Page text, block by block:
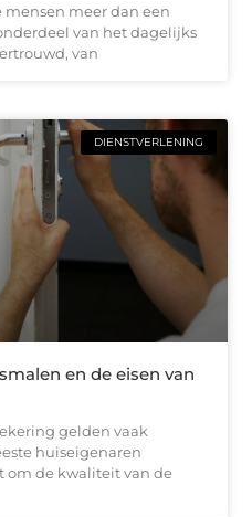
mensen meer dan een
van het dagelijks
van
DIENSTVERLENING
en de eisen van
gelden vaak
huiseigenaren
om de kwaliteit van de